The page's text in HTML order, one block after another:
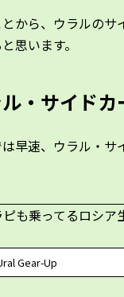
から、ウラルの
思います。
・サイド
早速、ウラル・サ
Gear-Up